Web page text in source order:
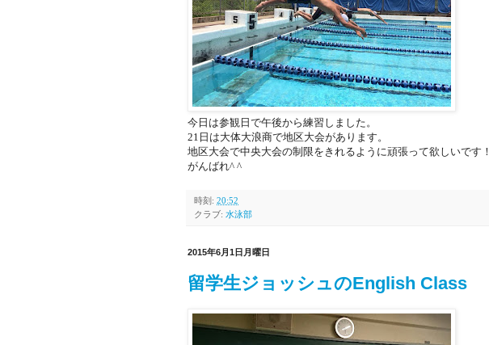
今日は参観日で午後から練習しました。
21日は大体大浪商で地区大会があります。
地区大会で中央大会の制限をきれるように頑張って欲しいです！
がんばれ^ ^
時刻: 20:52
クラブ: 水泳部
2015年6月1日月曜日
留学生ジョッシュのEnglish Class